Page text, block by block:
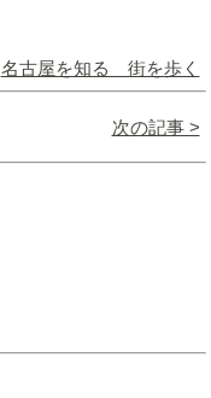
名古屋を知る 街を歩く
次の記事 >